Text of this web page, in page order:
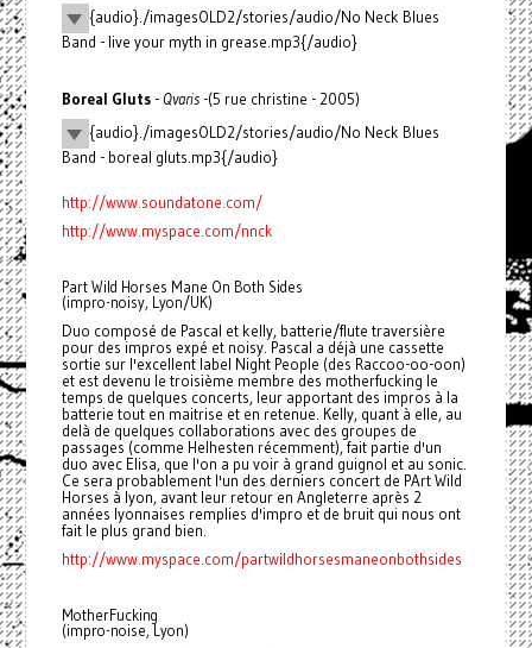
{audio}./imagesOLD2/stories/audio/No Neck Blues
Band - live your myth in grease.mp3{/audio}
Boreal Gluts-Qvaris-(5 rue christine - 2005)
{audio}./imagesOLD2/stories/audio/No Neck Blues
Band - boreal gluts.mp3{/audio}
http://www.soundatone.com/
http://www.myspace.com/nnck
Part Wild Horses Mane On Both Sides
(impro-noisy, Lyon/UK)
Duo composé de Pascal et kelly, batterie/flute traversière
pour des impros expé et noisy. Pascal a déjà une cassette
sortie sur l'excellent label Night People (des Raccoo-oo-oon)
et est devenu le troisième membre des motherfucking le
temps de quelques concerts, leur apportant des impros à la
batterie tout en maitrise et en retenue. Kelly, quant à elle, au
delà de quelques collaborations avec des groupes de
passages (comme Helhesten récemment), fait partie d'un
duo avec Elisa, que l'on a pu voir à grand guignol et au sonic.
Ce sera probablement l'un des derniers concert de PArt Wild
Horses à lyon, avant leur retour en Angleterre après 2
années lyonnaises remplies d'impro et de bruit qui nous ont
fait le plus grand bien.
http://www.myspace.com/partwildhorsesmaneonbothsides
MotherFucking
(impro-noise, Lyon)